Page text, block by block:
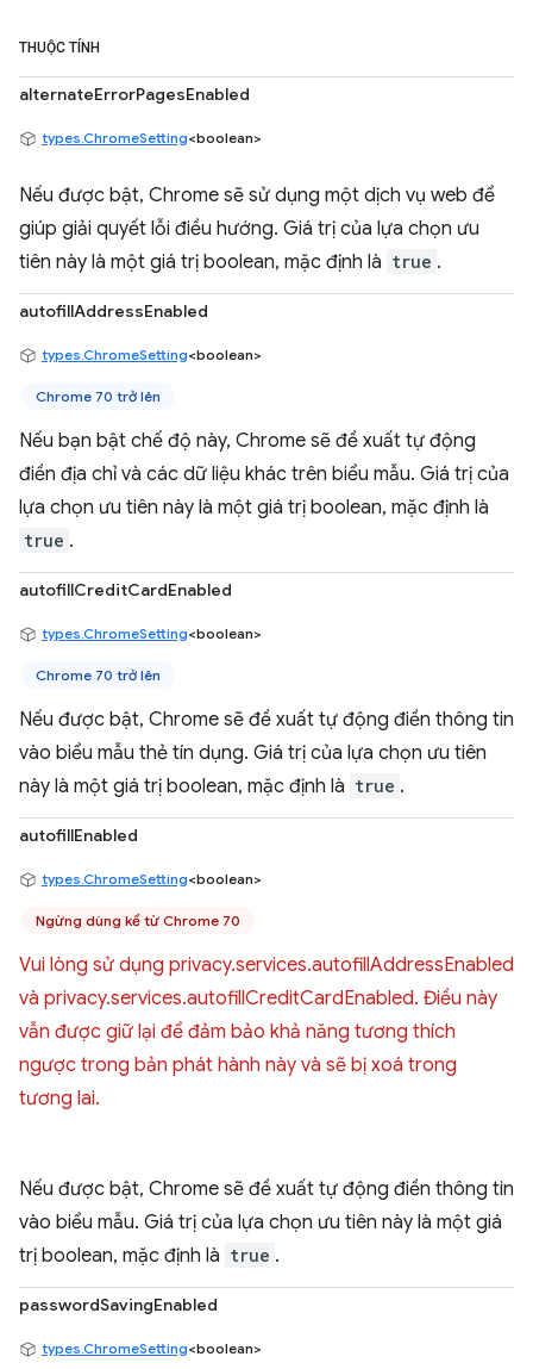
THUỘC TÍNH
alternateErrorPagesEnabled
types.ChromeSetting<boolean>
Nếu được bật, Chrome sẽ sử dụng một dịch vụ web để
giúp giải quyết lỗi điều hướng. Giá trị của lựa chọn ưu
tiên này là một giá trị boolean, mặc định là true .
autofillAddressEnabled
types.ChromeSetting<boolean>
Chrome 70 trở lên
Nếu bạn bật chế độ này, Chrome sẽ đề xuất tự động
điền địa chỉ và các dữ liệu khác trên biểu mẫu. Giá trị của
lựa chọn ưu tiên này là một giá trị boolean, mặc định là
true .
autofillCreditCardEnabled
types.ChromeSetting<boolean>
Chrome 70 trở lên
Nếu được bật, Chrome sẽ đề xuất tự động điền thông tin
vào biểu mẫu thẻ tín dụng. Giá trị của lựa chọn ưu tiên
này là một giá trị boolean, mặc định là true .
autofillEnabled
types.ChromeSetting<boolean>
Ngừng dùng kể từ Chrome 70
Vui lòng sử dụng privacy.services.autofillAddressEnabled
và privacy.services.autofillCreditCardEnabled. Điều này
vẫn được giữ lại để đảm bảo khả năng tương thích
ngược trong bản phát hành này và sẽ bị xoá trong
tương lai.
Nếu được bật, Chrome sẽ đề xuất tự động điền thông tin
vào biểu mẫu. Giá trị của lựa chọn ưu tiên này là một giá
trị boolean, mặc định là true .
passwordSavingEnabled
types.ChromeSetting<boolean>